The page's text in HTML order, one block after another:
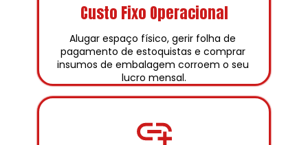
Custo Fixo Operacional
Alugar espaço físico, gerir folha de
pagamento de estoquistas e comprar
insumos de embalagem corroem o seu
lucro mensal.